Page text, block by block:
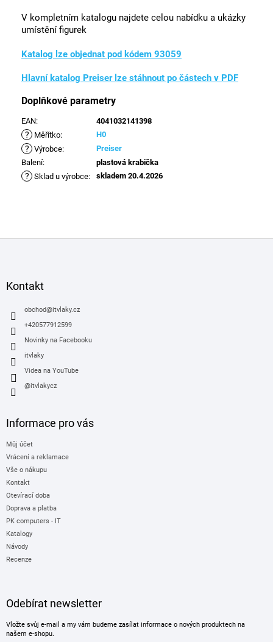
V kompletním katalogu najdete celou nabídku a ukázky
umístění figurek
Katalog lze objednat pod kódem 93059
Hlavní katalog Preiser lze stáhnout po částech v PDF
Doplňkové parametry
EAN: 4041032141398
? Měřítko: H0
? Výrobce:
Preiser
Balení: plastová krabička
? Sklad u výrobce: skladem 20.4.2026
Kontakt
obchod@itvlaky.cz
+420577912599
Novinky na Facebooku
itvlaky
Videa na YouTube
@itvlakycz
Informace pro vás
Můj účet
Vrácení a reklamace
Vše o nákupu
Kontakt
Otevírací doba
Doprava a platba
PK computers - IT
Katalogy
Návody
Recenze
Odebírat newsletter
Vložte svůj e-mail a my vám budeme zasílat informace o nových produktech na
našem e-shopu.